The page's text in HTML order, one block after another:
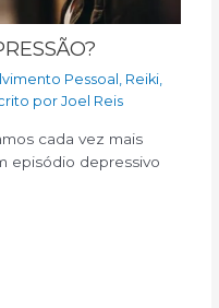
Pessoal , Reiki,
por Joel Reis
cada vez mais
episódio depressivo